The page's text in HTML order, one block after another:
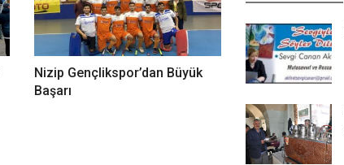
Nizip Gençlikspor’dan Büyük
Başarı